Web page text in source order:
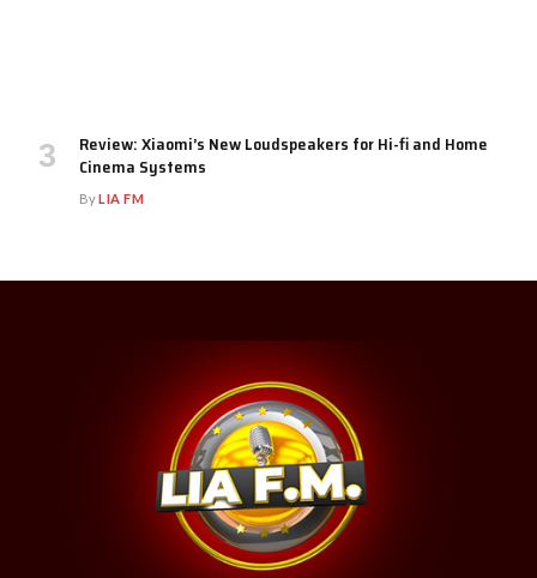
Review: Xiaomi’s New Loudspeakers for Hi-fi and Home
Cinema Systems
ByLIA FM